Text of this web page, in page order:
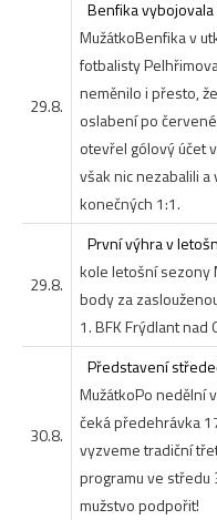
29.8.
Benfika
MužátkoBenfika v
fotbalisty
neměnilo i přesto,
oslabení po
otevřel gólový účet
však nic nezabalili
konečných 1:1.
29.8.
První výhra v
kole letošní sezony
body za
1. BFK Frýdlant nad
30.8.
Představení
MužátkoPo nedělní
čeká předehrávka
vyzveme tradiční
programu ve středu
mužstvo podpořit!